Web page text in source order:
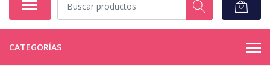
CATEGORÍAS